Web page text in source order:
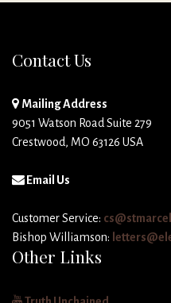
Contact Us
Mailing Address
9051 Watson Road Suite 279
Crestwood, MO 63126 USA
Email Us
Customer Service:
Bishop Williamson:
Other Links